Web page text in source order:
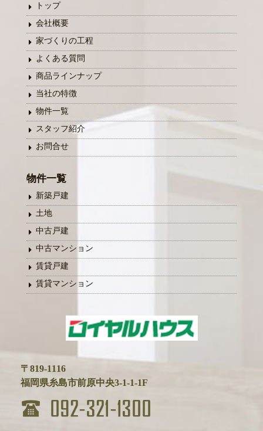
トップ
会社概要
家づくりの工程
よくある質問
商品ラインナップ
当社の特徴
物件一覧
スタッフ紹介
お問合せ
物件一覧
新築戸建
土地
中古戸建
中古マンション
賃貸戸建
賃貸マンション
〒819-1116
福岡県糸島市前原中央3-1-1-1F